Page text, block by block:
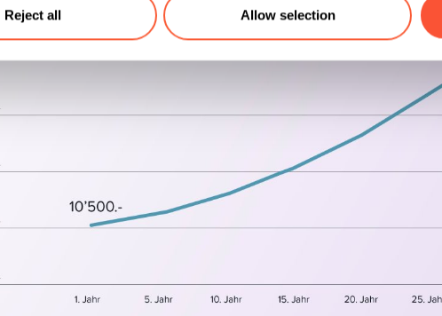
Reject all Allow selection